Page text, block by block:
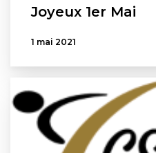
Joyeux 1er Mai
1 mai 2021